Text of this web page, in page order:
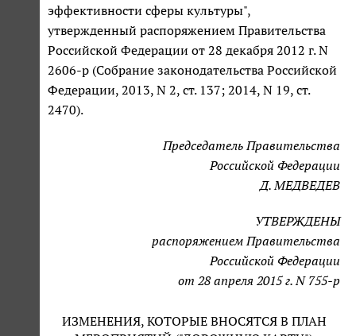
эффективности сферы культуры",
утвержденный распоряжением Правительства
Российской Федерации от 28 декабря 2012 г. N
2606-р (Собрание законодательства Российской
Федерации, 2013, N 2, ст. 137; 2014, N 19, ст.
2470).
Председатель Правительства
Российской Федерации
Д. МЕДВЕДЕВ
УТВЕРЖДЕНЫ
распоряжением Правительства
Российской Федерации
от 28 апреля 2015 г. N 755-р
ИЗМЕНЕНИЯ, КОТОРЫЕ ВНОСЯТСЯ В ПЛАН